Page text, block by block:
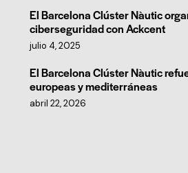
El Barcelona Clúster Nàutic
ciberseguridad con Ackcent
julio 4, 2025
El Barcelona Clúster Nàutic
europeas y mediterráneas
abril 22, 2026